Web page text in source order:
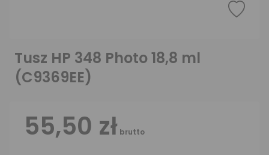
Tusz HP 348 Photo 18,8 ml
(C9369EE)
55,50 zł brutto